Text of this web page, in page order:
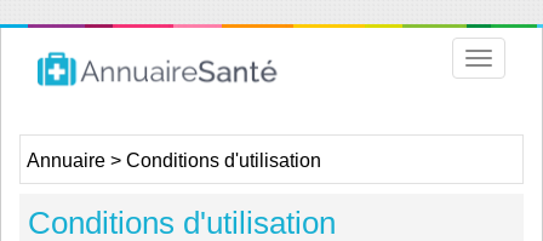
Toggle
Annuaire > Conditions d'utilisation
Conditions d'utilisation